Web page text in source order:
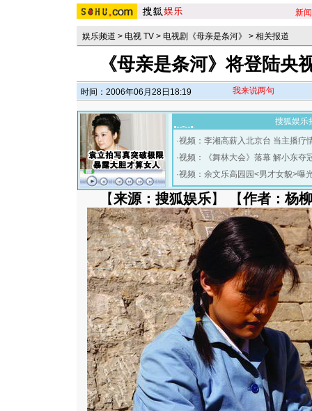
新闻
娱乐频道 > 电视 TV > 电视剧《母亲是条河》 > 相关报道
《母亲是条河》将登陆央
时间：2006年06月28日18:19 我来说两句
搜狐娱乐
·视频：李湘高薪入北京台 当主播疗
·视频：《舞林大会》落幕 解小东夺
·视频：余文乐高园园<男才女貌>曝
【来源：搜狐娱乐】 【作者：杨柳